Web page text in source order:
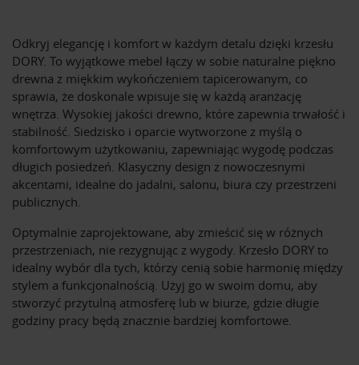
Odkryj elegancję i komfort w każdym detalu dzięki krzesłu
DORY. To wyjątkowe mebel łączy w sobie naturalne piękno
drewna z miękkim wykończeniem tapicerowanym, co
sprawia, że doskonale wpisuje się w każdą aranżację
wnętrza. Wysokiej jakości drewno, które zapewnia trwałość i
stabilność. Siedzisko i oparcie wytworzone z myślą o
komfortowym użytkowaniu, zapewniając wygodę podczas
długich posiedzeń. Klasyczny design z nowoczesnymi
akcentami, idealne do jadalni, salonu, biura czy przestrzeni
publicznych.
Optymalnie zaprojektowane, aby zmieścić się w różnych
przestrzeniach, nie rezygnując z wygody. Krzesło DORY to
idealny wybór dla tych, którzy cenią sobie harmonię między
stylem a funkcjonalnością. Użyj go w swoim domu, aby
stworzyć przytulną atmosferę lub w biurze, gdzie długie
godziny pracy będą znacznie bardziej komfortowe.